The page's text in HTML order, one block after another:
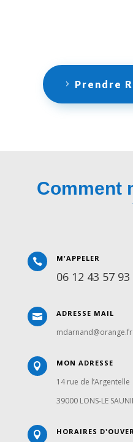
Prendre
Comment
 M'APPELER
06 12 43 57 93
 ADRESSE MAIL
mdarnand@orange.fr
 MON ADRESSE
14 rue de l’Argentelle
39000 LONS-LE
 HORAIRES